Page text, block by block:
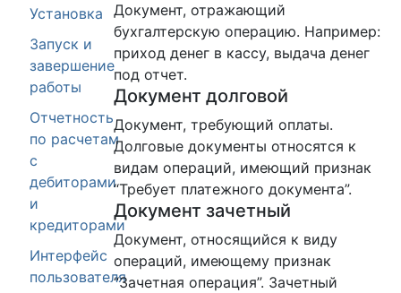
Установка
Запуск и
завершение
работы
Отчетность
по расчетам
с
дебиторами
и
кредиторами
Интерфейс
пользователя
Документ, отражающий
бухгалтерскую операцию. Например:
приход денег в кассу, выдача денег
под отчет.
Документ долговой
Документ, требующий оплаты.
Долговые документы относятся к
видам операций, имеющий признак
“Требует платежного документа”.
Документ зачетный
Документ, относящийся к виду
операций, имеющему признак
“Зачетная операция”. Зачетный